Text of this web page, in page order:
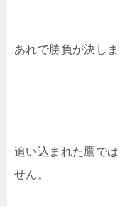
あれで勝負が決しま
追い込まれた鷹で
せん。